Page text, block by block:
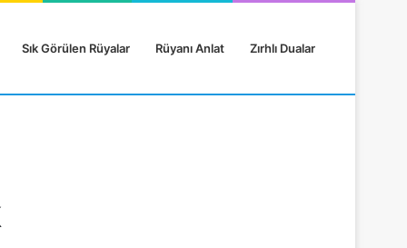
Sık Görülen Rüyalar Rüyanı Anlat Zırhlı Dualar